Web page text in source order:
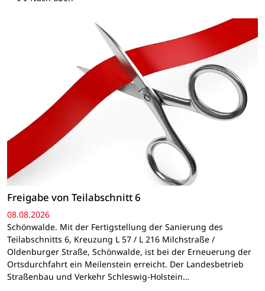
Freigabe von Teilabschnitt 6
08.08.2026
Schönwalde. Mit der Fertigstellung der Sanierung des
Teilabschnitts 6, Kreuzung L 57 / L 216 Milchstraße /
Oldenburger Straße, Schönwalde, ist bei der Erneuerung der
Ortsdurchfahrt ein Meilenstein erreicht. Der Landesbetrieb
Straßenbau und Verkehr Schleswig-Holstein…